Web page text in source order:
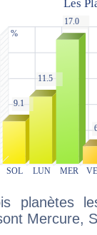
planètes
Mercure,